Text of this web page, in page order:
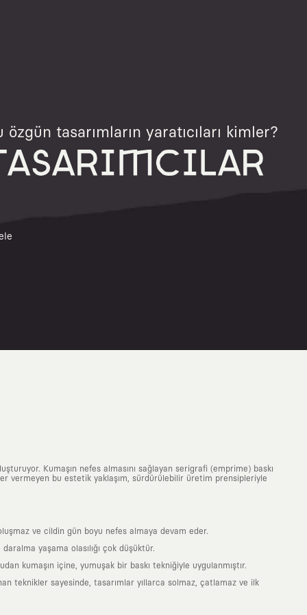
özgün tasarımların yaratıcıları kimler?
Kumaşın nefes almasını sağlayan serigrafi (emprime) baskı
vermeyen bu estetik yaklaşım, sürdürülebilir üretim prensipleriyle
ve cildin gün boyu nefes almaya devam eder.
yaşama olasılığı çok düşüktür.
kumaşın içine, yumuşak bir baskı tekniğiyle uygulanmıştır.
teknikler sayesinde, tasarımlar yıllarca solmaz, çatlamaz ve ilk